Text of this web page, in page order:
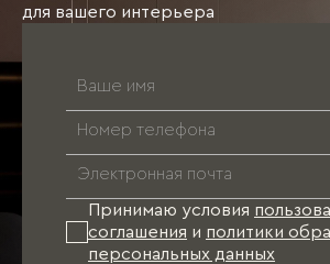
для вашего интерьера
Принимаю условия
соглашения и политики
персональных данных